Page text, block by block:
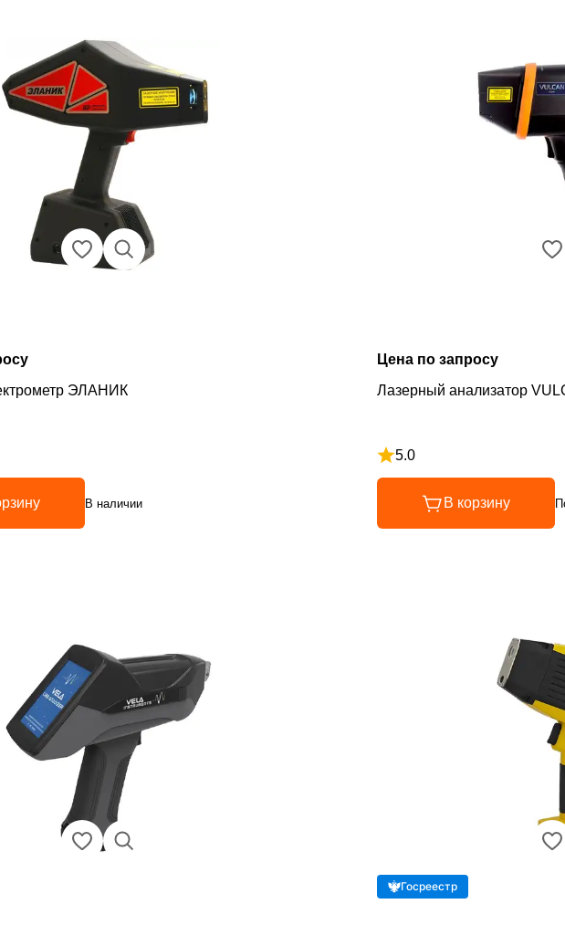
ЭЛАНИК
В наличии
Цена по запросу
Лазерный анализатор
5.0
Рейтинг 5 из 5
В корзину
Госреестр